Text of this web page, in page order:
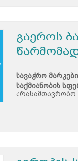
გაეროს
სავაჭრო
საქმიანობის
არასამთავრობო